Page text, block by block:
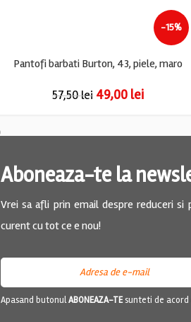
-15%
Pantofi barbati Burton, 43, piele, maro
57,50lei 49,00 lei
Aboneaza-te la
Vrei sa afli prin email despre reduceri
curent cu tot ce e nou!
Apasand butonulABONEAZA-TEsunteti de acord